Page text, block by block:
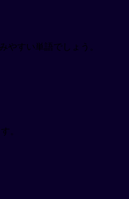
やすい単語でしょう。
。